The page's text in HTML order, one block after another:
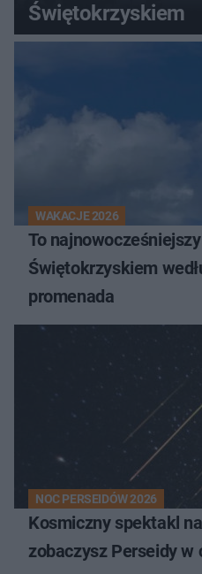
Świętokrzyskiem
WAKACJE 2026
To
Świętokrzyskiem
promenada
NOC PERSEIDÓW 2026
Kosmiczny spektakl
zobaczysz Perseidy w